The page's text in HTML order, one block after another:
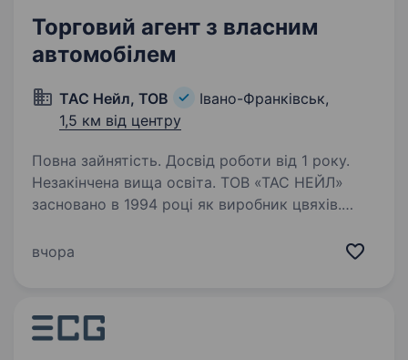
Торговий агент з власним
автомобілем
ТАС Нейл, ТОВ
Івано-Франківськ,
1,5 км від центру
Повна зайнятість. Досвід роботи від 1 року.
Незакінчена вища освіта. ТОВ «ТАС НЕЙЛ»
засновано в 1994 році як виробник цвяхів.
виконання функціональних обов’язків
вчора